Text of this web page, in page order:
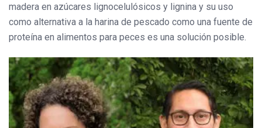
madera en azúcares lignocelulósicos y lignina y su uso
como alternativa a la harina de pescado como una fuente de
proteína en alimentos para peces es una solución posible.